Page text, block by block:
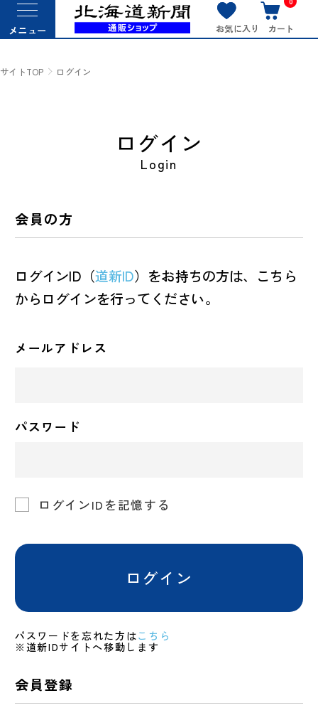
メニュー お気に入り カート
サイトTOP ログイン
ログイン
Login
会員の方
ログインID（道新ID）をお持ちの方は、こちら
からログインを行ってください。
メールアドレス
パスワード
ログインIDを記憶する
ログイン
パスワードを忘れた方はこちら
※道新IDサイトへ移動します
会員登録